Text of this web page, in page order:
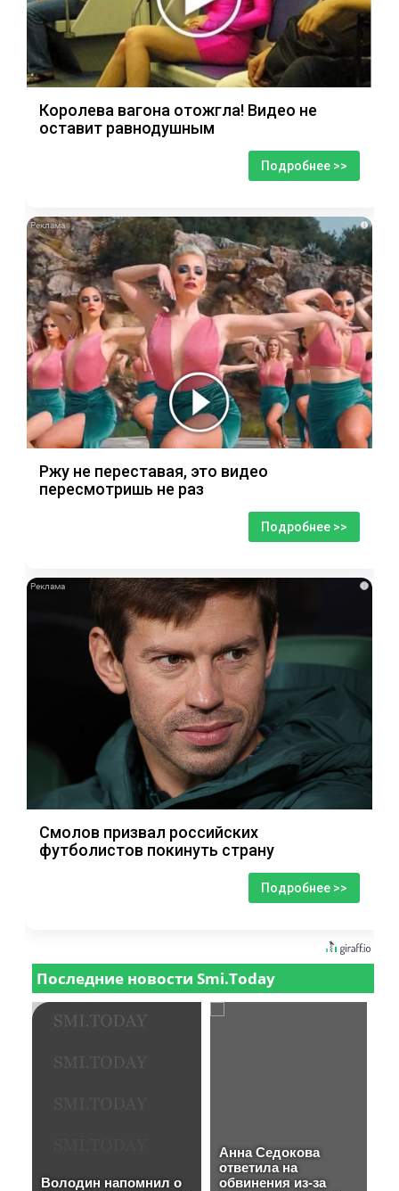
Королева вагона отожгла! Видео не
оставит равнодушным
Подробнее >>
i
Ржу не переставая, это видео
пересмотришь не раз
Подробнее >>
i
Смолов призвал российских
футболистов покинуть страну
Подробнее >>